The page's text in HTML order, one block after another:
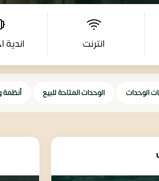
انترنت اندية
الوحدات الوحدات المتاحة للبيع أنظمة